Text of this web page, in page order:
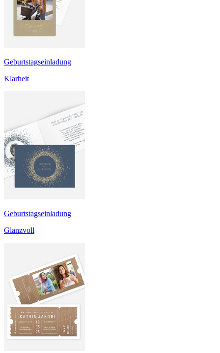
Geburtstagseinladung
Klarheit
Geburtstagseinladung
Glanzvoll